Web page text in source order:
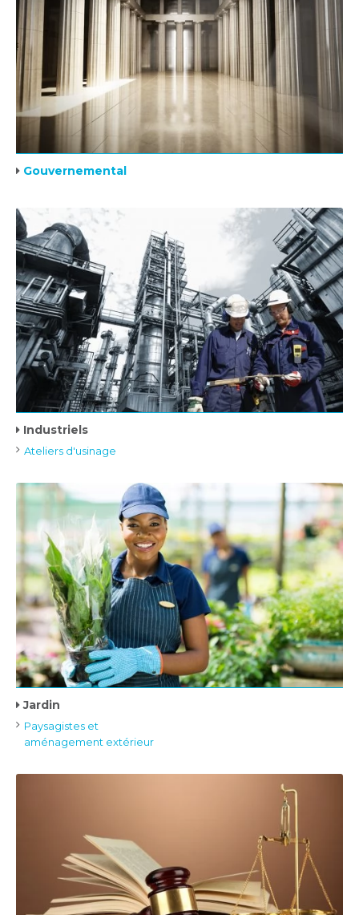
Gouvernemental
Industriels
Ateliers d'usinage
Jardin
Paysagistes et
aménagement extérieur